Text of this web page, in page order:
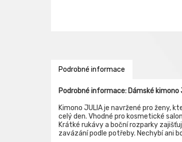
Podrobné informace
Podrobné informace: Dámské kimono
Kimono JULIA je navržené pro ženy,
celý den. Vhodné pro kosmetické
Krátké rukávy a boční rozparky
zavázání podle potřeby. Nechybí ani